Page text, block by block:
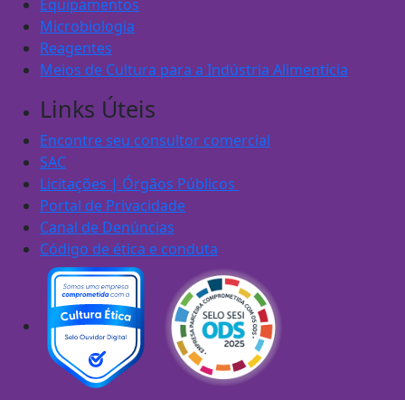
Equipamentos
Microbiologia
Reagentes
Meios de Cultura para a Indústria Alimentícia
Links Úteis
Encontre seu consultor comercial
SAC
Licitações | Órgãos Públicos
Portal de Privacidade
Canal de Denúncias
Código de ética e conduta